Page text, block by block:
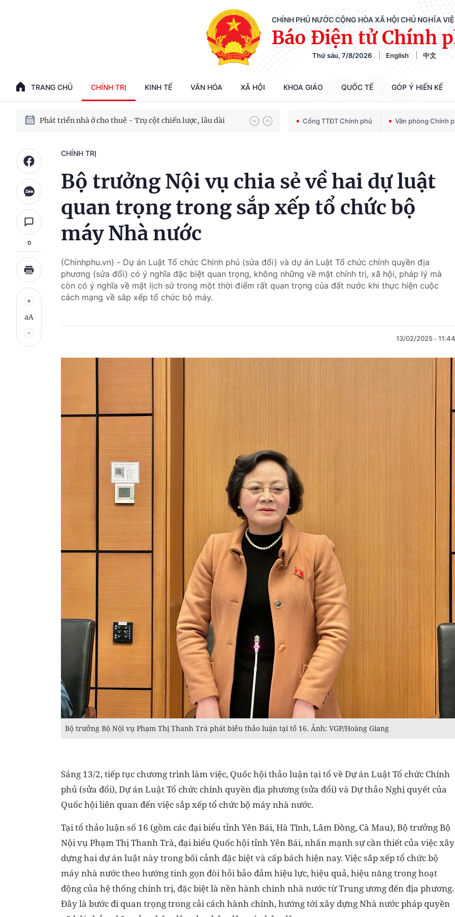
CHÍNH PHỦ NƯỚC CỘNG HÒA XÃ HỘI CHỦ NGHĨA
Báo Điện tử Chính
Thứ sáu, 7/8/2026 English 中文
TRANG CHỦ CHÍNH TRỊ KINH TẾ VĂN HÓA XÃ HỘI KHOA GIÁO QUỐC TẾ GÓP Ý HIẾN KẾ
Chiến dịch 500 ngày đêm tìm kiếm, quy tập và xác định danh tính hài cốt liệt sĩ
Phát triển nhà ở cho thuê - Trụ cột chiến lược, lâu dài
Phát triển kinh tế nhà nước trong kỷ nguyên mới Cổng TTĐT Chính phủ Văn phòng Chính
0
aA
CHÍNH TRỊ
Bộ trưởng Nội vụ chia sẻ về hai dự luật
quan trọng trong sắp xếp tổ chức bộ
máy Nhà nước
(Chinhphu.vn) - Dự án Luật Tổ chức Chính phủ (sửa đổi) và dự án Luật Tổ chức chính quyền địa
phương (sửa đổi) có ý nghĩa đặc biệt quan trọng, không những về mặt chính trị, xã hội, pháp lý mà
còn có ý nghĩa về mặt lịch sử trong một thời điểm rất quan trọng của đất nước khi thực hiện cuộc
cách mạng về sắp xếp tổ chức bộ máy.
13/02/2025 11:44
Bộ trưởng Bộ Nội vụ Phạm Thị Thanh Trà phát biểu thảo luận tại tổ 16. Ảnh: VGP/Hoàng Giang
Sáng 13/2, tiếp tục chương trình làm việc, Quốc hội thảo luận tại tổ về Dự án Luật Tổ chức Chính
phủ (sửa đổi), Dự án Luật Tổ chức chính quyền địa phương (sửa đổi) và Dự thảo Nghị quyết của
Quốc hội liên quan đến việc sắp xếp tổ chức bộ máy nhà nước.
Tại tổ thảo luận số 16 (gồm các đại biểu tỉnh Yên Bái, Hà Tĩnh, Lâm Đồng, Cà Mau), Bộ trưởng Bộ
Nội vụ Phạm Thị Thanh Trà, đại biểu Quốc hội tỉnh Yên Bái, nhấn mạnh sự cần thiết của việc xây
dựng hai dự án luật này trong bối cảnh đặc biệt và cấp bách hiện nay. Việc sắp xếp tổ chức bộ
máy nhà nước theo hướng tinh gọn đòi hỏi bảo đảm hiệu lực, hiệu quả, hiệu năng trong hoạt
động của hệ thống chính trị, đặc biệt là nền hành chính nhà nước từ Trung ương đến địa phương.
Đây là bước đi quan trọng trong cải cách hành chính, hướng tới xây dựng Nhà nước pháp quyền